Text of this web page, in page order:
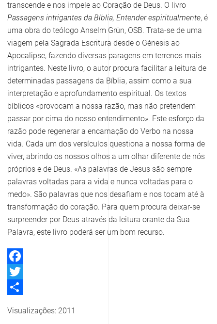
transcende e nos impele ao Coração de Deus. O livro
Passagens intrigantes da Bíblia, Entender espiritualmente, é
uma obra do teólogo Anselm Grün, OSB. Trata-se de uma
viagem pela Sagrada Escritura desde o Génesis ao
Apocalipse, fazendo diversas paragens em terrenos mais
intrigantes. Neste livro, o autor procura facilitar a leitura de
determinadas passagens da Bíblia, assim como a sua
interpretação e aprofundamento espiritual. Os textos
bíblicos «provocam a nossa razão, mas não pretendem
passar por cima do nosso entendimento». Este esforço da
razão pode regenerar a encarnação do Verbo na nossa
vida. Cada um dos versículos questiona a nossa forma de
viver, abrindo os nossos olhos a um olhar diferente de nós
próprios e de Deus. «As palavras de Jesus são sempre
palavras voltadas para a vida e nunca voltadas para o
medo». São palavras que nos desafiam e nos tocam até à
transformação do coração. Para quem procura deixar-se
surpreender por Deus através da leitura orante da Sua
Palavra, este livro poderá ser um bom recurso.
Facebook
Twitter
Visualizações: 2011